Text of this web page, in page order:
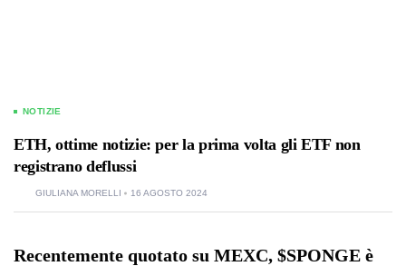
NOTIZIE
ETH, ottime notizie: per la prima volta gli ETF non
registrano deflussi
GIULIANA MORELLI 16 AGOSTO 2024
Recentemente quotato su MEXC, $SPONGE è